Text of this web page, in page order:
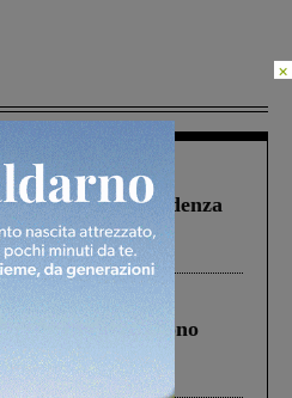
2026
oltre la scadenza
d’Italia: “Un
A1 in cui morirono
Lo schianto, il
fra tir....
×